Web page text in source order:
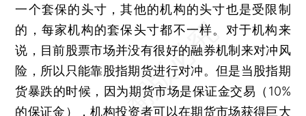
一个套保的头寸，其他的机构的头寸也是受限制
的，每家机构的套保头寸都不一样。对于机构来
说，目前股票市场并没有很好的融券机制来对冲风
险，所以只能靠股指期货进行对冲。但是当股指期
货暴跌的时候，因为期货市场是保证金交易（10%
的保证金），机构投资者可以在期货市场获得巨大